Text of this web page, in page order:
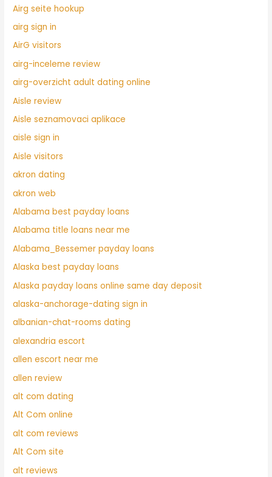
Airg seite hookup
airg sign in
AirG visitors
airg-inceleme review
airg-overzicht adult dating online
Aisle review
Aisle seznamovaci aplikace
aisle sign in
Aisle visitors
akron dating
akron web
Alabama best payday loans
Alabama title loans near me
Alabama_Bessemer payday loans
Alaska best payday loans
Alaska payday loans online same day deposit
alaska-anchorage-dating sign in
albanian-chat-rooms dating
alexandria escort
allen escort near me
allen review
alt com dating
Alt Com online
alt com reviews
Alt Com site
alt reviews